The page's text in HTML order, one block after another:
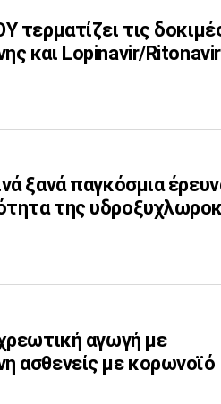
τερματίζει τις
και Lopinavir/Ritonavir
ξανά παγκόσμια
της
αγωγή με
ασθενείς με κορωνοϊό